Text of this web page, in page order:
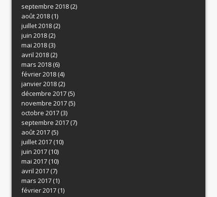
septembre 2018(2)
août 2018(1)
juillet 2018(2)
juin 2018(2)
mai 2018(3)
avril 2018(2)
mars 2018(6)
février 2018(4)
janvier 2018(2)
décembre 2017(5)
novembre 2017(5)
octobre 2017(3)
septembre 2017(7)
août 2017(5)
juillet 2017(10)
juin 2017(10)
mai 2017(10)
avril 2017(7)
mars 2017(1)
février 2017(1)